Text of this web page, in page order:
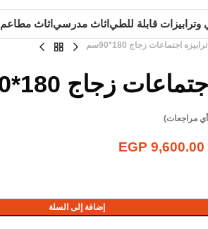
قابلة للطي اثاث مدرسي اثاث
ترابيزه اجتماعات زجاج 180*90سم
زجاج 180*90سم
أي مراجعات)
EGP 9,600.00
إضافة إلى السلة